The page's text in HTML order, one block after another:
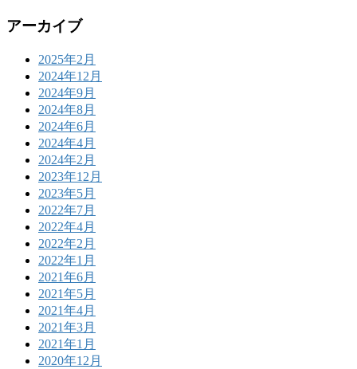
アーカイブ
2025年2月
2024年12月
2024年9月
2024年8月
2024年6月
2024年4月
2024年2月
2023年12月
2023年5月
2022年7月
2022年4月
2022年2月
2022年1月
2021年6月
2021年5月
2021年4月
2021年3月
2021年1月
2020年12月